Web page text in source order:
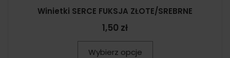
Winietki SERCE FUKSJA ZŁOTE/SREBRNE
1,50 zł
Wybierz opcje